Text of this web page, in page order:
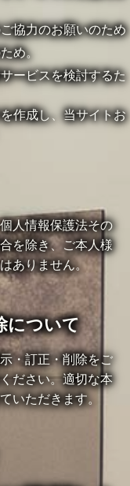
協力のお願いのため
め。
ービスを検討するた
作成し、当サイトお
人情報保護法その
を除き、ご本人様
ありません。
について
・訂正・削除をご
ださい。適切な本
いただきます。